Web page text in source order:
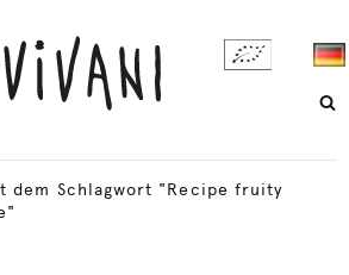
dem Schlagwort "Recipe fruity